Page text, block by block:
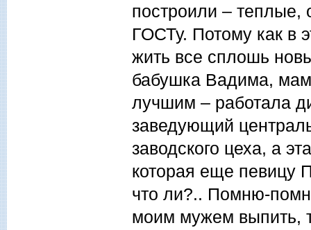
построили – теплые,
ГОСТу. Потому как в
жить все сплошь
бабушка Вадима,
лучшим – работала
заведующий
заводского цеха, а
которая еще певицу
что ли?.. Помню-
моим мужем выпить,